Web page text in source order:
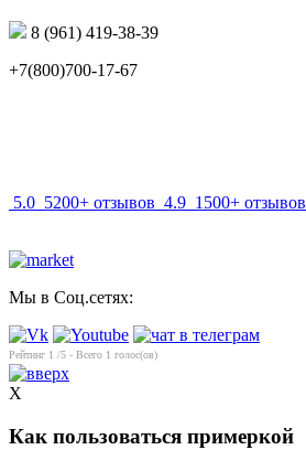
8 (961) 419-38-39
+7(800)700-17-67
5.0 5200+ отзывов 4.9 1500+ отзывов
Мы в Соц.сетях:
Рейтинг 1 /5 - Всего 1 голос(ов)
X
Как пользоваться примеркой